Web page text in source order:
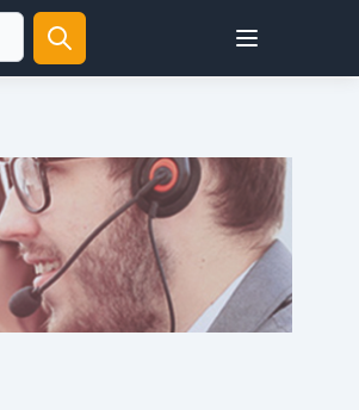
Open user menu